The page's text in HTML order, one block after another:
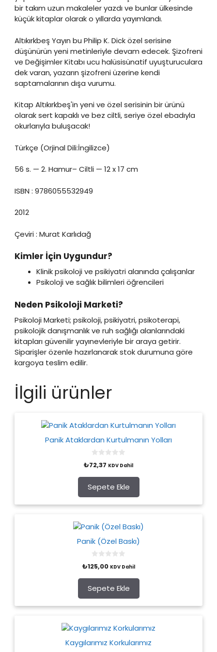
bir takım uzun makaleler yazdı ve bunlar ülkesinde
küçük kitaplar olarak o yıllarda yayımlandı.
Altıkırkbeş Yayın bu Philip K. Dick özel serisine
düşünürün yeni metinleriyle devam edecek. Şizofreni
ve Değişimler Kitabı ucu halüsisünatif uyuşturuculara
dek varan, yazarın şizofreni üzerine kendi
saptamalarının dışa vurumu.
Kitap Altıkırkbeş'in yeni ve özel serisinin bir ürünü
olarak sert kapaklı ve bez ciltli, seriye özel ebadıyla
okurlarıyla buluşacak!
Türkçe (Orjinal Dili:İngilizce)
56 s. — 2. Hamur– Ciltli — 12 x 17 cm
ISBN : 9786055532949
2012
Çeviri : Murat Karlıdağ
Kimler İçin Uygundur?
Klinik psikoloji ve psikiyatri alanında çalışanlar
Psikoloji ve sağlık bilimleri öğrencileri
Neden Psikoloji Marketi?
Psikoloji Marketi; psikoloji, psikiyatri, psikoterapi,
psikolojik danışmanlık ve ruh sağlığı alanlarındaki
kitapları güvenilir yayınevleriyle bir araya getirir.
Siparişler özenle hazırlanarak stok durumuna göre
kargoya teslim edilir.
İlgili ürünler
Panik Ataklardan Kurtulmanın Yolları
o
t
o
f
5
₺72,37 KDV Dahil
Sepete Ekle
Panik (Özel Baskı)
o
t
o
f
5
₺125,00 KDV Dahil
Sepete Ekle
Kaygılarımız Korkularımız